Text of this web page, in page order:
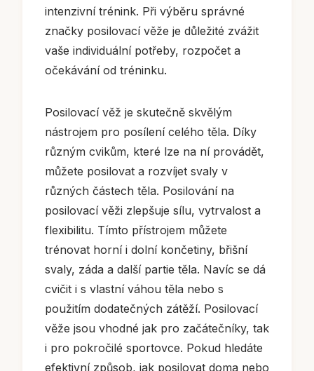
intenzivní trénink. Při výběru správné
značky posilovací věže je důležité zvážit
vaše individuální potřeby, rozpočet a
očekávání od tréninku.
Posilovací věž je skutečně skvělým
nástrojem pro posílení celého těla. Díky
různým cvikům, které lze na ní provádět,
můžete posilovat a rozvíjet svaly v
různých částech těla. Posilování na
posilovací věži zlepšuje sílu, vytrvalost a
flexibilitu. Tímto přístrojem můžete
trénovat horní i dolní končetiny, břišní
svaly, záda a další partie těla. Navíc se dá
cvičit i s vlastní váhou těla nebo s
použitím dodatečných zátěží. Posilovací
věže jsou vhodné jak pro začátečníky, tak
i pro pokročilé sportovce. Pokud hledáte
efektivní způsob, jak posilovat doma nebo